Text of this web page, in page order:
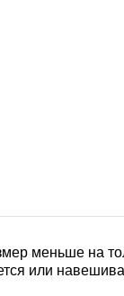
меньше на
или